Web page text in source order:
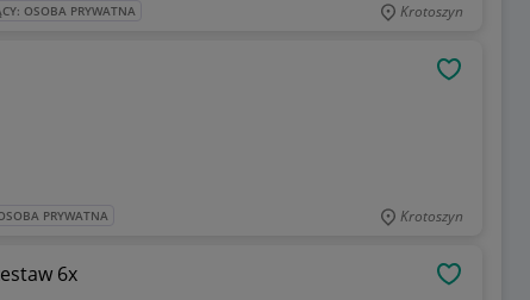
OSOBA PRYWATNA Krotoszyn
PRYWATNA Krotoszyn
6x